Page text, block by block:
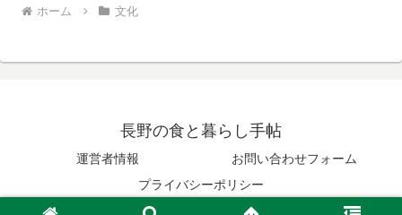
ホーム 文化
長野の食と暮らし手帖
運営者情報
お問い合わせフォーム
プライバシーポリシー